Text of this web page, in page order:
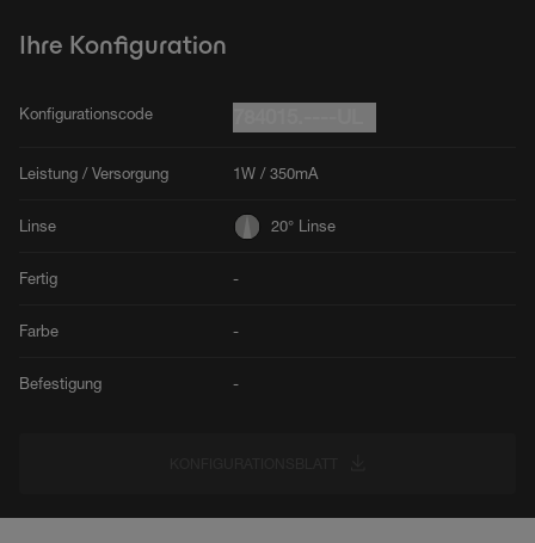
Ihre Konfiguration
Konfigurationscode
Leistung / Versorgung 1W / 350mA
Linse 20° Linse
Fertig -
Farbe -
Befestigung -